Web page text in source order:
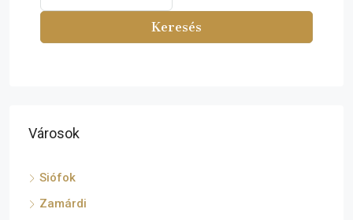
Keresés
Városok
Siófok
Zamárdi